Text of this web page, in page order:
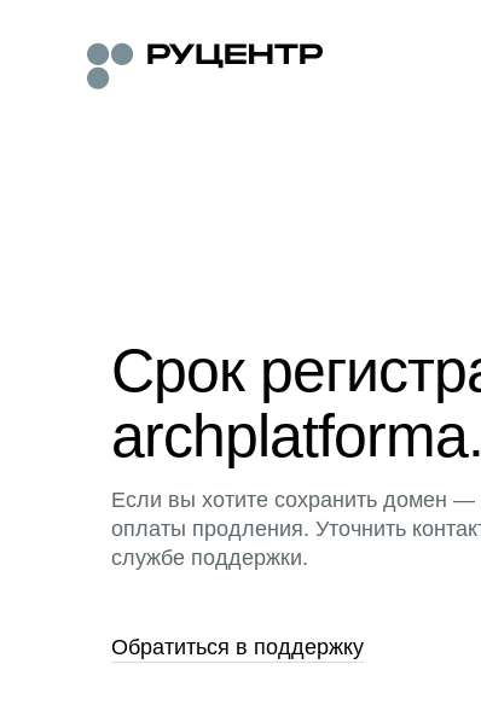
Срок
Если вы хотите сохранить домен —
оплаты продления. Уточнить
службе поддержки.
Обратиться в поддержку